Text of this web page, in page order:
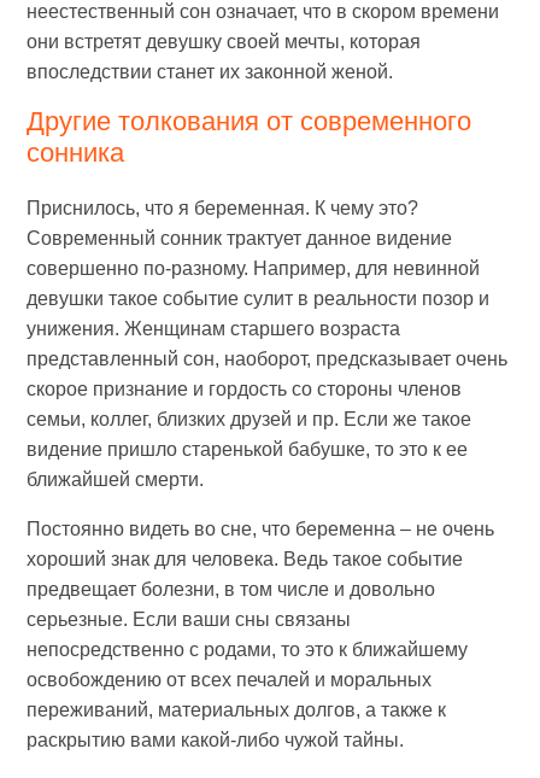
неестественный сон означает, что в скором времени
они встретят девушку своей мечты, которая
впоследствии станет их законной женой.
Другие толкования от современного
сонника
Приснилось, что я беременная. К чему это?
Современный сонник трактует данное видение
совершенно по-разному. Например, для невинной
девушки такое событие сулит в реальности позор и
унижения. Женщинам старшего возраста
представленный сон, наоборот, предсказывает очень
скорое признание и гордость со стороны членов
семьи, коллег, близких друзей и пр. Если же такое
видение пришло старенькой бабушке, то это к ее
ближайшей смерти.
Постоянно видеть во сне, что беременна – не очень
хороший знак для человека. Ведь такое событие
предвещает болезни, в том числе и довольно
серьезные. Если ваши сны связаны
непосредственно с родами, то это к ближайшему
освобождению от всех печалей и моральных
переживаний, материальных долгов, а также к
раскрытию вами какой-либо чужой тайны.